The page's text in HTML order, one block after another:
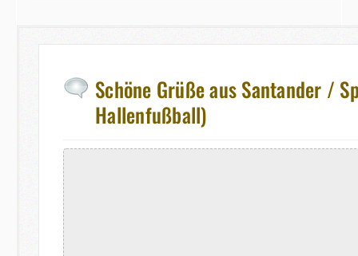
Schöne Grüße aus Santander /
Hallenfußball)